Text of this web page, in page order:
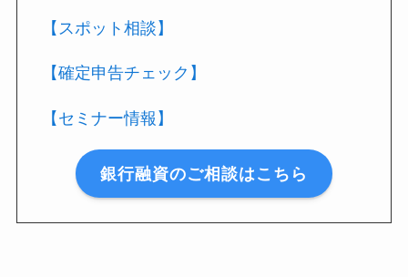
【スポット相談】
【確定申告チェック】
【セミナー情報】
銀行融資のご相談はこちら